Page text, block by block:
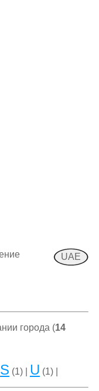
UAE
города (14
S (1) | U (1) |